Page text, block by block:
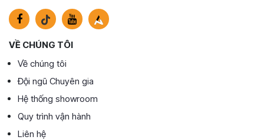
VỀ CHÚNG TÔI
Về chúng tôi
Đội ngũ Chuyên gia
Hệ thống showroom
Quy trình vận hành
Liên hệ